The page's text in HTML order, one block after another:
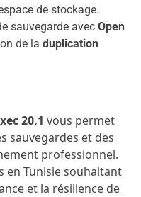
de stockage.
sauvegarde avecOpen
de laduplication
20.1 vous permet
sauvegardes et des
professionnel.
en Tunisie souhaitant
et la résilience de